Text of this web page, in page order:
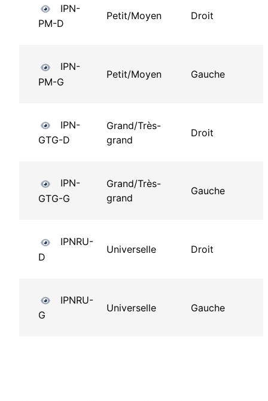
IPN-
PM-D
Petit/Moyen Droit
IPN-
PM-G
Petit/Moyen Gauche
IPN-
GTG-D
Grand/Très-
grand
Droit
IPN-
GTG-G
Grand/Très-
grand
Gauche
IPNRU-
D
Universelle Droit
IPNRU-
G
Universelle Gauche